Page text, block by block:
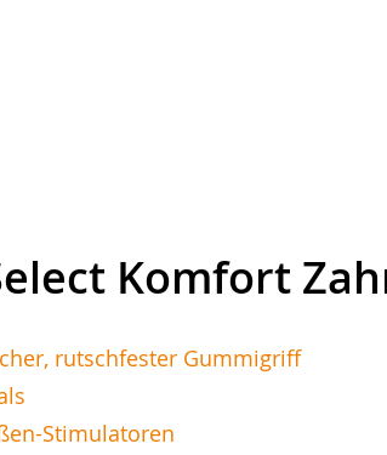
Komfort
rutschfester Gummigriff
Stimulatoren